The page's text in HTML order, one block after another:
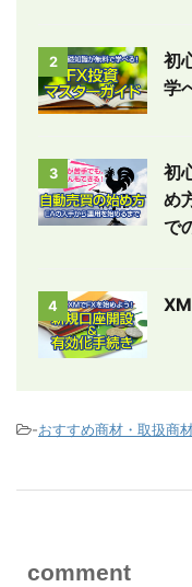
2
初
学
3
初
め
で
4
-おすすめ商材・取扱商
comment